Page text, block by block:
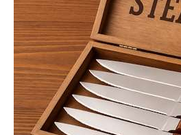
Grillgewürze
Grillsaucen
Bücher